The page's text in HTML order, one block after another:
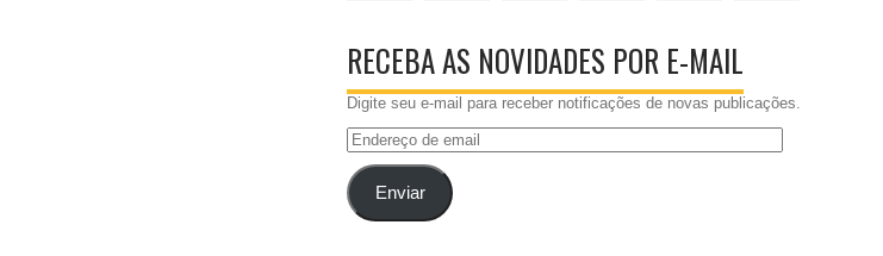
RECEBA AS NOVIDADES POR E-MAIL
Digite seu e-mail para receber notificações de novas publicações.
Endereço
emailEnviar